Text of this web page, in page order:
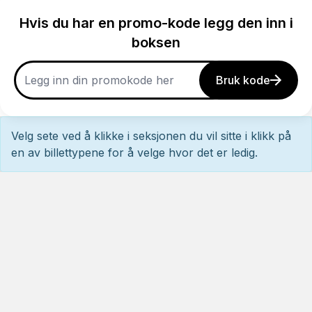
Hvis du har en promo-kode legg den inn i
boksen
Bruk kode
Velg sete ved å klikke i seksjonen du vil sitte i klikk på
en av billettypene for å velge hvor det er ledig.